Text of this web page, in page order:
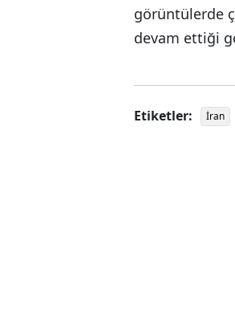
görüntülerde
devam ettiği
Etiketler: İran